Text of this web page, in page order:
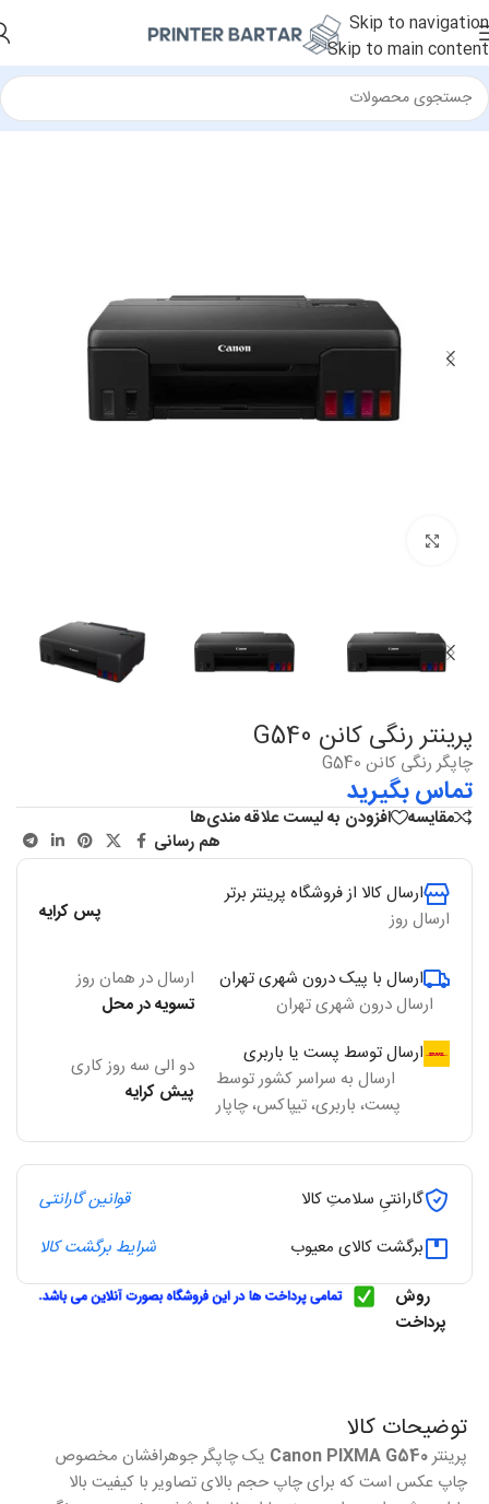
Skip to navigation
Skip to main content
خانه/پرینتر/پرینتر جوهرافشان
پرینتر رنگی کانن G540
چاپگر رنگی کانن G540
تماس بگیرید
مقایسه
افزودن به لیست علاقه مندی‌ها
هم رسانی
ارسال کالا از فروشگاه پرینتر برتر
ارسال روز
پس کرایه
ارسال با پیک درون شهری تهران
ارسال درون شهری تهران
ارسال در همان روز
تسویه در محل
ارسال توسط پست یا باربری
ارسال به سراسر کشور توسط
پست، باربری، تیپاکس، چاپار
دو الی سه روز کاری
پیش کرایه
گارانتیِ سلامتِ کالا
قوانین گارانتی
برگشت کالای معیوب
شرایط برگشت کالا
روش
پرداخت
توضیحات کالا
پرینترCanon PIXMA G540 یک چاپگر جوهرافشان مخصوص
چاپ عکس است که برای چاپ حجم بالای تصاویر با کیفیت بالا